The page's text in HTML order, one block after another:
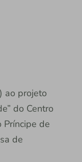
ao projeto
do Centro
Príncipe de
de